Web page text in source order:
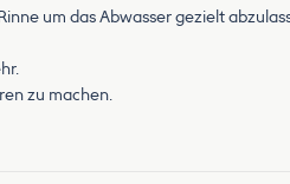
um das Abwasser gezielt
zu machen.